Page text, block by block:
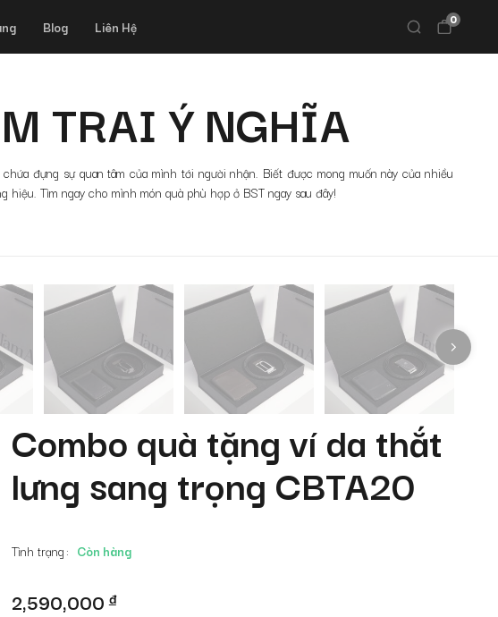
Blog Liên Hệ 0
TRAI Ý NGHĨA
đựng sự quan tâm của mình tới người nhận. Biết được mong muốn này của nhiều
Tìm ngay cho mình món quà phù hợp ở BST ngay sau đây!
Combo quà tặng ví da thắt
lưng sang trọng CBTA20
Tình trạng Còn hàng
2,590,000đ